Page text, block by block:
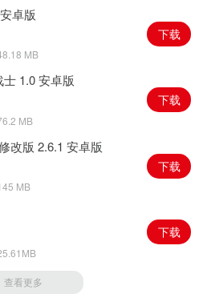
卓版
MB
下载
1.0 安卓版
MB
下载
改版 2.6.1 安卓版
MB
下载
下载
查看更多